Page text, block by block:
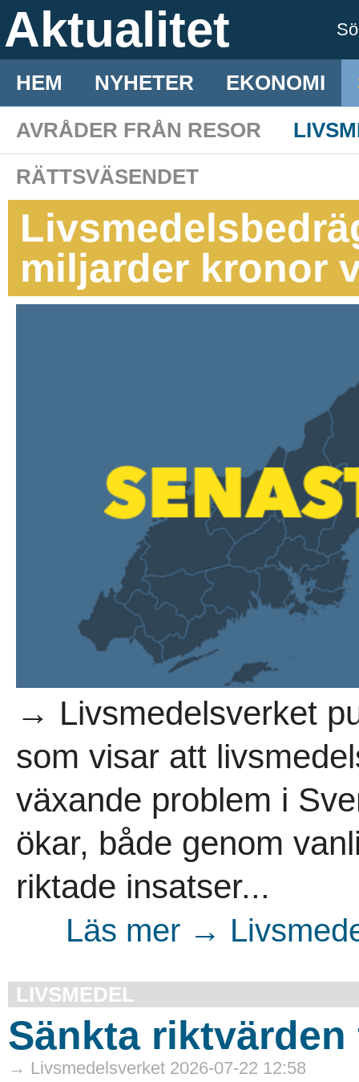
Aktualitet
HEM NYHETER EKONOMI
AVRÅDER FRÅN RESOR
RÄTTSVÄSENDET
miljarder kronor
→ Livsmedelsverket
som visar att
växande problem i
ökar, både genom
riktade insatser...
Läs mer →
LIVSMEDEL
Sänkta riktvärden
→ Livsmedelsverket 2026-07-22 12:58